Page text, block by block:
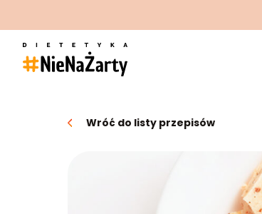
Wróć do listy przepisów